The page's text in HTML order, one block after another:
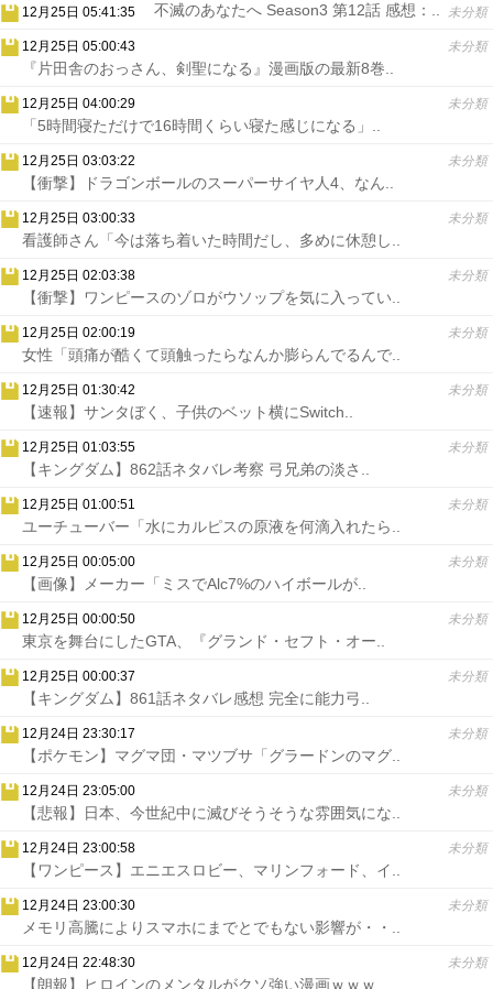
12月25日 05:41:35 未分類
不滅のあなたへ Season3 第12話 感想：..
12月25日 05:00:43 未分類
『片田舎のおっさん、剣聖になる』漫画版の最新8巻..
12月25日 04:00:29 未分類
「5時間寝ただけで16時間くらい寝た感じになる」..
12月25日 03:03:22 未分類
【衝撃】ドラゴンボールのスーパーサイヤ人4、なん..
12月25日 03:00:33 未分類
看護師さん「今は落ち着いた時間だし、多めに休憩し..
12月25日 02:03:38 未分類
【衝撃】ワンピースのゾロがウソップを気に入ってい..
12月25日 02:00:19 未分類
女性「頭痛が酷くて頭触ったらなんか膨らんでるんで..
12月25日 01:30:42 未分類
【速報】サンタぼく、子供のベット横にSwitch..
12月25日 01:03:55 未分類
【キングダム】862話ネタバレ考察 弓兄弟の淡さ..
12月25日 01:00:51 未分類
ユーチューバー「水にカルピスの原液を何滴入れたら..
12月25日 00:05:00 未分類
【画像】メーカー「ミスでAlc7%のハイボールが..
12月25日 00:00:50 未分類
東京を舞台にしたGTA、『グランド・セフト・オー..
12月25日 00:00:37 未分類
【キングダム】861話ネタバレ感想 完全に能力弓..
12月24日 23:30:17 未分類
【ポケモン】マグマ団・マツブサ「グラードンのマグ..
12月24日 23:05:00 未分類
【悲報】日本、今世紀中に滅びそうそうな雰囲気にな..
12月24日 23:00:58 未分類
【ワンピース】エニエスロビー、マリンフォード、イ..
12月24日 23:00:30 未分類
メモリ高騰によりスマホにまでとでもない影響が・・..
12月24日 22:48:30 未分類
【朗報】ヒロインのメンタルがクソ強い漫画ｗｗｗ..